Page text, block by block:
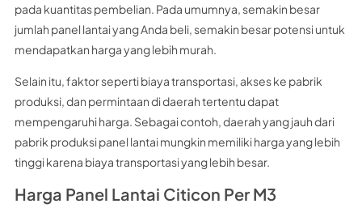
pada kuantitas pembelian. Pada umumnya, semakin besar
jumlah panel lantai yang Anda beli, semakin besar potensi untuk
mendapatkan harga yang lebih murah.
Selain itu, faktor seperti biaya transportasi, akses ke pabrik
produksi, dan permintaan di daerah tertentu dapat
mempengaruhi harga. Sebagai contoh, daerah yang jauh dari
pabrik produksi panel lantai mungkin memiliki harga yang lebih
tinggi karena biaya transportasi yang lebih besar.
Harga Panel Lantai Citicon Per M3